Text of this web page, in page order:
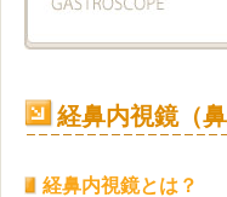
経鼻内視鏡（
経鼻内視鏡とは？